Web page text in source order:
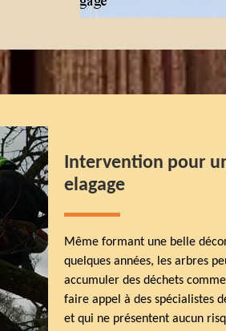
Intervention pour
elagage
Même formant une belle
quelques années, les arbres
accumuler des déchets
faire appel à des spécialistes
et qui ne présentent aucun